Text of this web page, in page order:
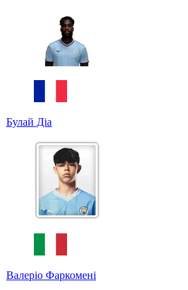
Булай Діа
Валеріо Фаркомені